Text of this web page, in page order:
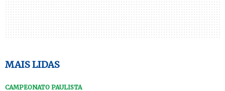
MAIS LIDAS
CAMPEONATO PAULISTA